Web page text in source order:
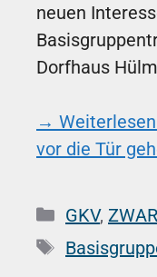
neuen
Dorfhaus
→ Weiterlesen
vor die Tür
Kategorien
GKV,